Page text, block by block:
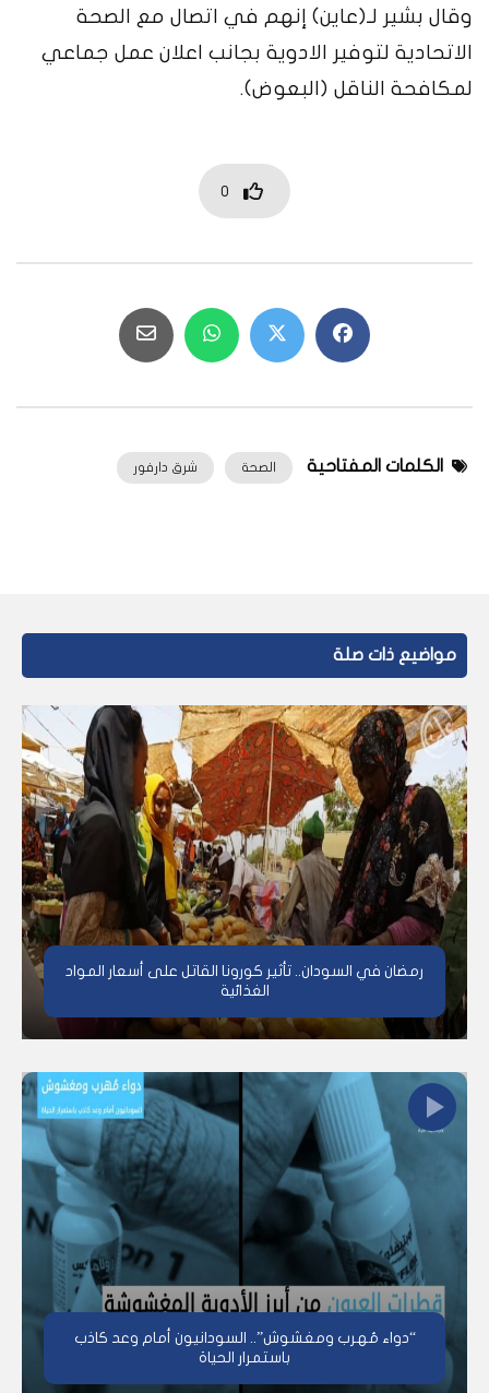
وقال بشير لـ(عاين) إنهم في اتصال مع الصحة
الاتحادية لتوفير الادوية بجانب اعلان عمل جماعي
لمكافحة الناقل (البعوض).
0
الكلمات المفتاحية الصحة شرق دارفور
مواضيع ذات صلة
رمضان في السودان.. تأثير كورونا القاتل على أسعار المواد
الغذائية
“دواء مُهرب ومغشوش”.. السودانيون أمام وعد كاذب
باستمرار الحياة